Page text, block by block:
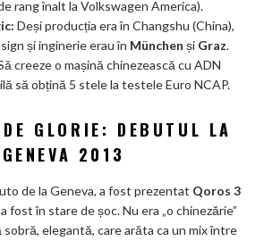
rang înalt la Volkswagen America).
Deși producția era în Changshu (China),
și inginerie erau în München și Graz.
creeze o mașină chinezească cu ADN
să obțină 5 stele la testele Euro NCAP.
GLORIE: DEBUTUL LA
GENEVA 2013
de la Geneva, a fost prezentat Qoros 3
fost în stare de șoc. Nu era „o chinezărie”
sobră, elegantă, care arăta ca un mix între